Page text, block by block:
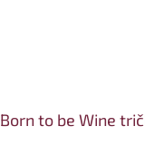
Born to be Wine